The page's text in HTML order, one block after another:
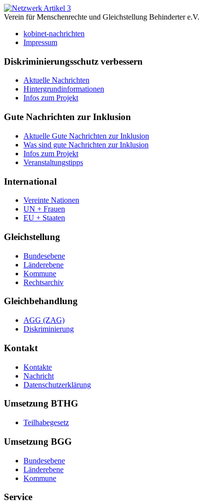
Verein für Menschenrechte und Gleichstellung Behinderter e.V.
kobinet-nachrichten
Impressum
Diskriminierungsschutz verbessern
Aktuelle Nachrichten
Hintergrundinformationen
Infos zum Projekt
Gute Nachrichten zur Inklusion
Aktuelle Gute Nachrichten zur Inklusion
Was sind gute Nachrichten zur Inklusion
Infos zum Projekt
Veranstaltungstipps
International
Vereinte Nationen
UN + Frauen
EU + Staaten
Gleichstellung
Bundesebene
Länderebene
Kommune
Rechtsarchiv
Gleichbehandlung
AGG (ZAG)
Diskriminierung
Kontakt
Kontakte
Nachricht
Datenschutzerklärung
Umsetzung BTHG
Teilhabegesetz
Umsetzung BGG
Bundesebene
Länderebene
Kommune
Service